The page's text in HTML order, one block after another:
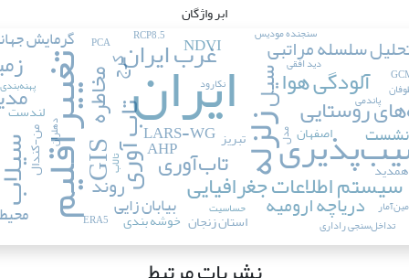
ابر واژگان
ایران تغییر اقلیم زلزله GIS
تاب آوری
غرب ایران
روستایی
تاب‌آوری
آلودگی هواسیل مخاطره
سیستم اطلاعات جغرافیایی
دریاچه ارومیه
روند
سلسله مراتبی
گرمایش
کرج
NDVI
AHP
LARS-WG
بیابان زایی
من-کندال اصفهان
همدید
لندست
تبریز
استان زنجان خوشه بندی تداخل‌سنجی راداری
نکارود
ERA5
دهلران
سنجنده مودیس
پاندمی
دید افقی
مدل
تالاب
RCP8.5
PCA
حساسیت